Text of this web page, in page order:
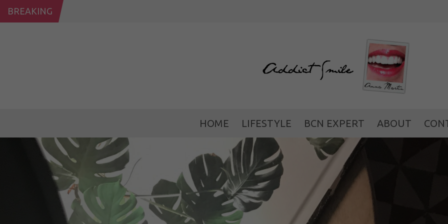
BREAKING WEILO: una nueva
HOME LIFESTYLE BCN EXPERT ABOUT